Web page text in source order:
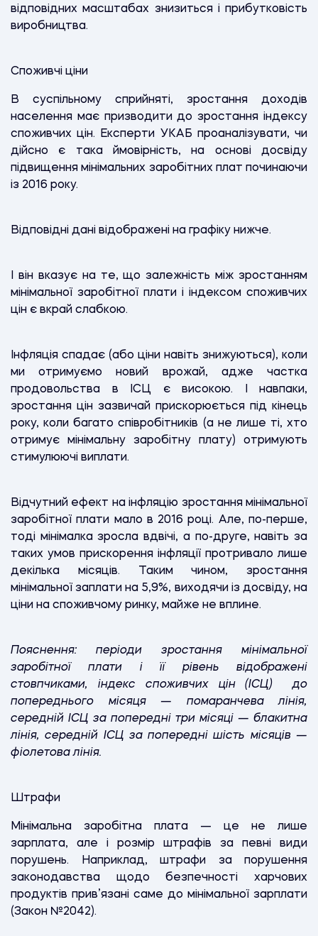
відповідних масштабах знизиться і прибутковість
виробництва.
Споживчі ціни
В суспільному сприйняті, зростання доходів
населення має призводити до зростання індексу
споживчих цін. Експерти УКАБ проаналізувати, чи
дійсно є така ймовірність, на основі досвіду
підвищення мінімальних заробітних плат починаючи
із 2016 року.
Відповідні дані відображені на графіку нижче.
І він вказує на те, що залежність між зростанням
мінімальної заробітної плати і індексом споживчих
цін є вкрай слабкою.
Інфляція спадає (або ціни навіть знижуються), коли
ми отримуємо новий врожай, адже частка
продовольства в ІСЦ є високою. І навпаки,
зростання цін зазвичай прискорюється під кінець
року, коли багато співробітників (а не лише ті, хто
отримує мінімальну заробітну плату) отримують
стимулюючі виплати.
Відчутний ефект на інфляцію зростання мінімальної
заробітної плати мало в 2016 році. Але, по-перше,
тоді мінімалка зросла вдвічі, а по-друге, навіть за
таких умов прискорення інфляції протривало лише
декілька місяців. Таким чином, зростання
мінімальної заплати на 5,9%, виходячи із досвіду, на
ціни на споживчому ринку, майже не вплине.
Пояснення: періоди зростання мінімальної
заробітної плати і її рівень відображені
стовпчиками, індекс споживчих цін (ІСЦ) до
попереднього місяця — помаранчева лінія,
середній ІСЦ за попередні три місяці — блакитна
лінія, середній ІСЦ за попередні шість місяців —
фіолетова лінія.
Штрафи
Мінімальна заробітна плата — це не лише
зарплата, але і розмір штрафів за певні види
порушень. Наприклад, штрафи за порушення
законодавства щодо безпечності харчових
продуктів прив’язані саме до мінімальної зарплати
(Закон №2042).